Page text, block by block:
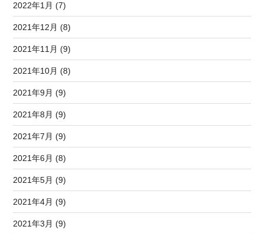
2022年1月 (7)
2021年12月 (8)
2021年11月 (9)
2021年10月 (8)
2021年9月 (9)
2021年8月 (9)
2021年7月 (9)
2021年6月 (8)
2021年5月 (9)
2021年4月 (9)
2021年3月 (9)